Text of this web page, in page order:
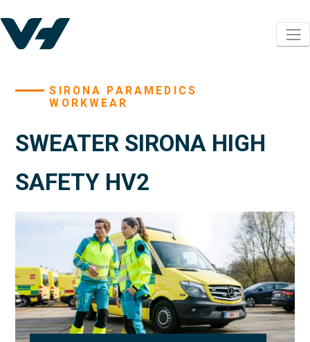
SIRONA PARAMEDICS
WORKWEAR
SWEATER SIRONA HIGH
SAFETY HV2